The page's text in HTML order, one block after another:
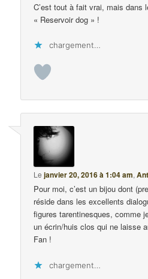
C’est tout à fait vrai, mais dans
« Reservoir dog » !
chargement…
Lejanvier 20, 2016 à 1:04 am,
Pour moi, c’est un bijou dont
réside dans les excellents
figures tarentinesques, comme
un écrin/huis clos qui ne laisse
Fan !
chargement…